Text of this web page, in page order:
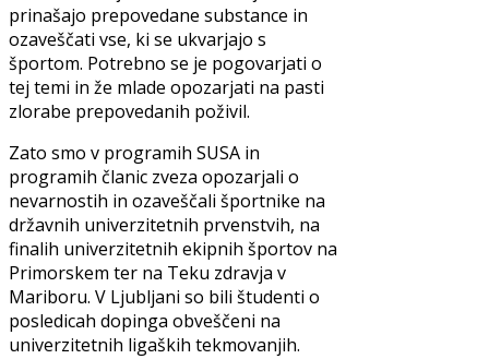
prinašajo prepovedane substance in
ozaveščati vse, ki se ukvarjajo s
športom. Potrebno se je pogovarjati o
tej temi in že mlade opozarjati na pasti
zlorabe prepovedanih poživil.
Zato smo v programih SUSA in
programih članic zveza opozarjali o
nevarnostih in ozaveščali športnike na
državnih univerzitetnih prvenstvih, na
finalih univerzitetnih ekipnih športov na
Primorskem ter na Teku zdravja v
Mariboru. V Ljubljani so bili študenti o
posledicah dopinga obveščeni na
univerzitetnih ligaških tekmovanjih.